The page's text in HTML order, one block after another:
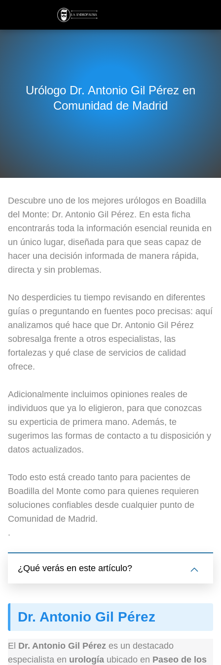
Urólogo Dr. Antonio Gil Pérez en
Comunidad de Madrid
Descubre uno de los mejores urólogos en Boadilla
del Monte: Dr. Antonio Gil Pérez. En esta ficha
encontrarás toda la información esencial reunida en
un único lugar, diseñada para que seas capaz de
hacer una decisión informada de manera rápida,
directa y sin problemas.
No desperdicies tu tiempo revisando en diferentes
guías o preguntando en fuentes poco precisas: aquí
analizamos qué hace que Dr. Antonio Gil Pérez
sobresalga frente a otros especialistas, las
fortalezas y qué clase de servicios de calidad
ofrece.
Adicionalmente incluimos opiniones reales de
individuos que ya lo eligieron, para que conozcas
su experticia de primera mano. Además, te
sugerimos las formas de contacto a tu disposición y
datos actualizados.
Todo esto está creado tanto para pacientes de
Boadilla del Monte como para quienes requieren
soluciones confiables desde cualquier punto de
Comunidad de Madrid.
.
¿Qué verás en este artículo?
Dr. Antonio Gil Pérez
El Dr. Antonio Gil Pérez es un destacado
especialista en urología ubicado en Paseo de los